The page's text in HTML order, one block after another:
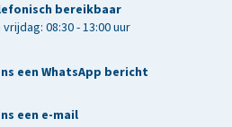
bereikbaar
08:30 - 13:00 uur
een WhatsApp bericht
een e-mail